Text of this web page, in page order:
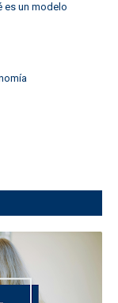
es un modelo